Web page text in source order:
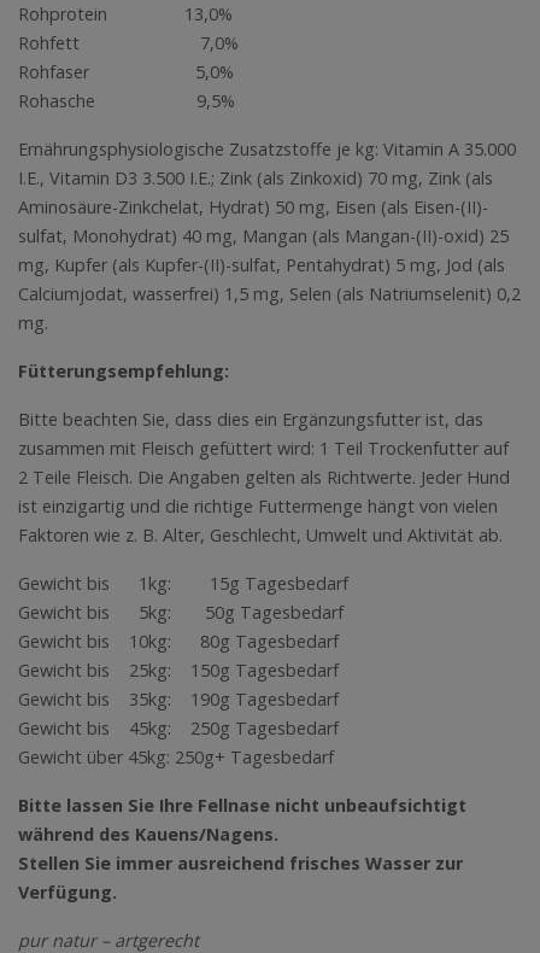
Rohprotein 13,0%
Rohfett 7,0%
Rohfaser 5,0%
Rohasche 9,5%
Ernährungsphysiologische Zusatzstoffe je kg: Vitamin A 35.000
I.E., Vitamin D3 3.500 I.E.; Zink (als Zinkoxid) 70 mg, Zink (als
Aminosäure-Zinkchelat, Hydrat) 50 mg, Eisen (als Eisen-(II)-
sulfat, Monohydrat) 40 mg, Mangan (als Mangan-(II)-oxid) 25
mg, Kupfer (als Kupfer-(II)-sulfat, Pentahydrat) 5 mg, Jod (als
Calciumjodat, wasserfrei) 1,5 mg, Selen (als Natriumselenit) 0,2
mg.
Fütterungsempfehlung:
Bitte beachten Sie, dass dies ein Ergänzungsfutter ist, das
zusammen mit Fleisch gefüttert wird: 1 Teil Trockenfutter auf
2 Teile Fleisch. Die Angaben gelten als Richtwerte. Jeder Hund
ist einzigartig und die richtige Futtermenge hängt von vielen
Faktoren wie z. B. Alter, Geschlecht, Umwelt und Aktivität ab.
Gewicht bis 1kg: 15g Tagesbedarf
Gewicht bis 5kg: 50g Tagesbedarf
Gewicht bis 10kg: 80g Tagesbedarf
Gewicht bis 25kg: 150g Tagesbedarf
Gewicht bis 35kg: 190g Tagesbedarf
Gewicht bis 45kg: 250g Tagesbedarf
Gewicht über 45kg: 250g+ Tagesbedarf
Bitte lassen Sie Ihre Fellnase nicht unbeaufsichtigt
während des Kauens/Nagens.
Stellen Sie immer ausreichend frisches Wasser zur
Verfügung.
pur natur – artgerecht